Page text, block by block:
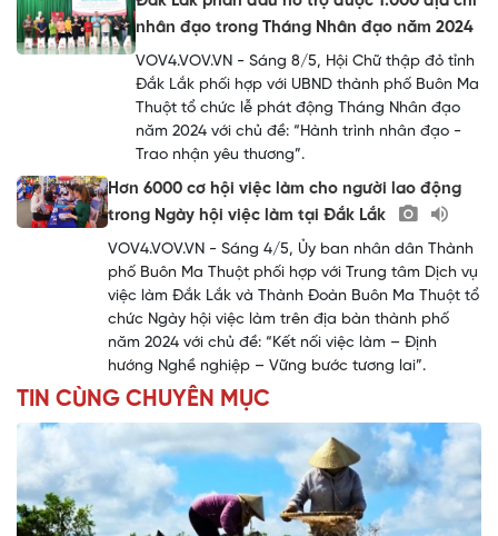
nhân đạo trong Tháng Nhân đạo năm 2024
VOV4.VOV.VN - Sáng 8/5, Hội Chữ thập đỏ tỉnh
Đắk Lắk phối hợp với UBND thành phố Buôn Ma
Thuột tổ chức lễ phát động Tháng Nhân đạo
năm 2024 với chủ đề: “Hành trình nhân đạo -
Trao nhận yêu thương”.
Hơn 6000 cơ hội việc làm cho người lao động
trong Ngày hội việc làm tại Đắk Lắk
VOV4.VOV.VN - Sáng 4/5, Ủy ban nhân dân Thành
phố Buôn Ma Thuột phối hợp với Trung tâm Dịch vụ
việc làm Đắk Lắk và Thành Đoàn Buôn Ma Thuột tổ
chức Ngày hội việc làm trên địa bàn thành phố
năm 2024 với chủ đề: “Kết nối việc làm – Định
hướng Nghề nghiệp – Vững bước tương lai”.
TIN CÙNG CHUYÊN MỤC